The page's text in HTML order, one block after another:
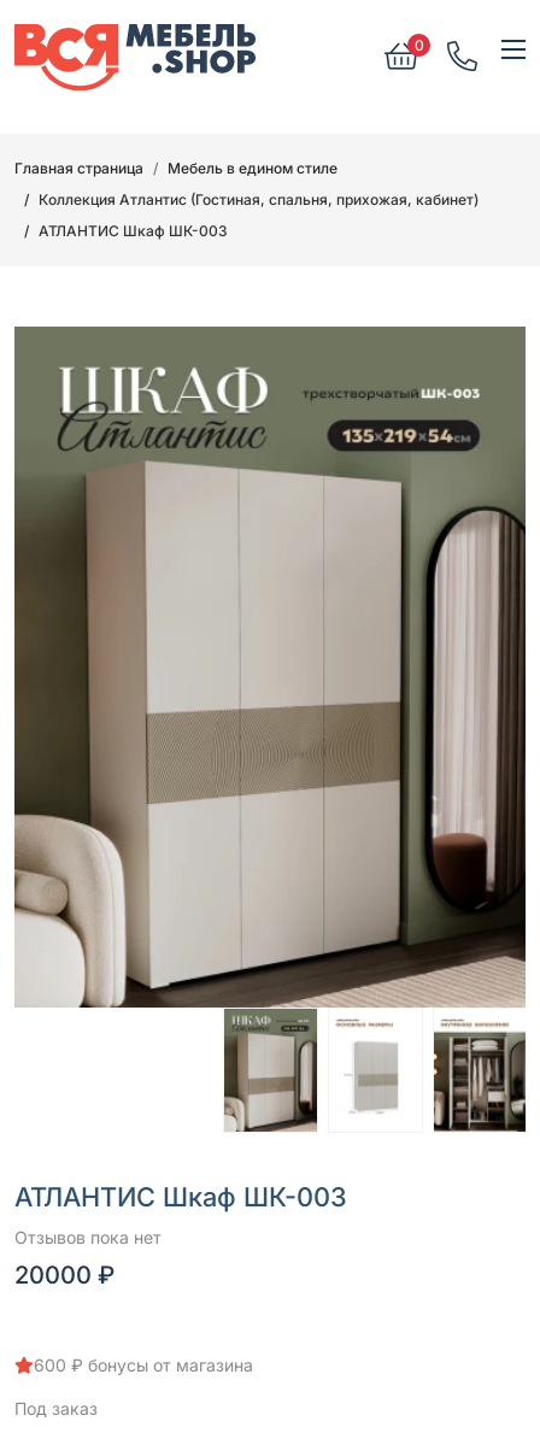
0
Главная страница
Мебель в едином стиле
Коллекция Атлантис (Гостиная, спальня, прихожая, кабинет)
АТЛАНТИС Шкаф ШК-003
АТЛАНТИС Шкаф ШК-003
Отзывов пока нет
20000 ₽
600 ₽ бонусы от магазина
Под заказ